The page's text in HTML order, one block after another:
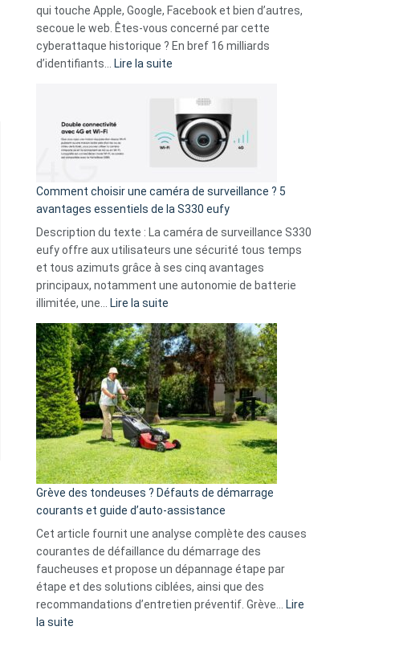
musicaux
avec
9
amis
qui touche Apple, Google, Facebook et bien d’autres,
secoue le web. Êtes-vous concerné par cette
cyberattaque historique ? En bref 16 milliards
d’identifiants…
Lire la suite
record
La
fuite
16
milliards
données
menace
Facebook,
Telegram
GitHub
Comment choisir une caméra de surveillance ? 5
avantages essentiels de la S330 eufy
Description du texte : La caméra de surveillance S330
eufy offre aux utilisateurs une sécurité tous temps
et tous azimuts grâce à ses cinq avantages
principaux, notamment une autonomie de batterie
illimitée, une…
Lire la suite
choisir
une
caméra
de
surveillance
?
5
avantages
essentiels
de
la
S330
eufy
Grève des tondeuses ? Défauts de démarrage
courants et guide d’auto-assistance
Cet article fournit une analyse complète des causes
courantes de défaillance du démarrage des
faucheuses et propose un dépannage étape par
étape et des solutions ciblées, ainsi que des
recommandations d’entretien préventif. Grève…
Lire
la suite